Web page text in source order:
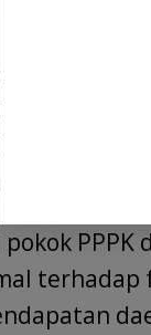
PPPK
atau naik
PPPK
terhadap